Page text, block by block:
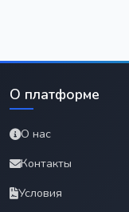
О платформе
О нас
Контакты
Условия